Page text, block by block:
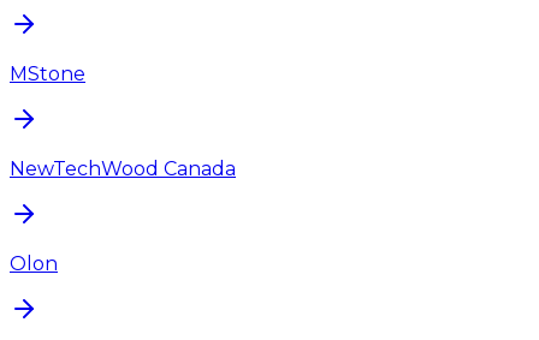
MStone
NewTechWood Canada
Olon